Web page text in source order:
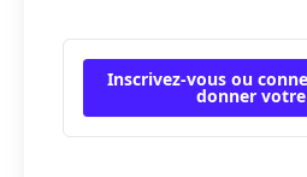
Inscrivez-vous ou
donner